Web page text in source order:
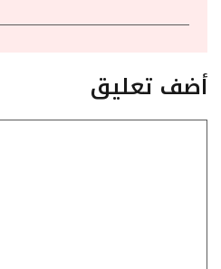
أضف تعليق